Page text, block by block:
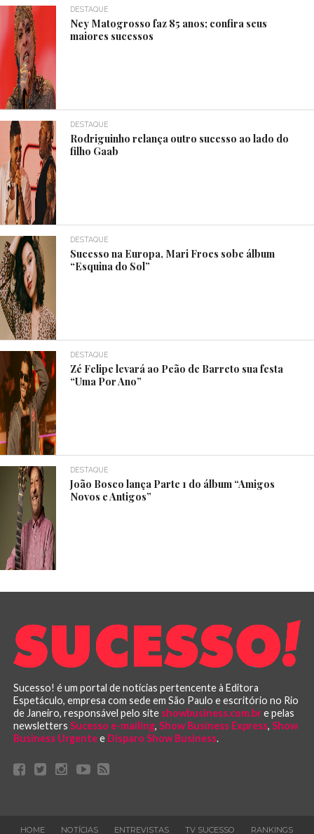
DESTAQUE
Ney Matogrosso faz 85 anos; confira seus
maiores sucessos
DESTAQUE
Rodriguinho relança outro sucesso ao lado do
filho Gaab
DESTAQUE
Sucesso na Europa, Mari Froes sobe álbum
“Esquina do Sol”
DESTAQUE
Zé Felipe levará ao Peão de Barreto sua festa
“Uma Por Ano”
DESTAQUE
João Bosco lança Parte 1 do álbum “Amigos
Novos e Antigos”
Sucesso! é um portal de notícias pertencente à Editora
Espetáculo, empresa com sede em São Paulo e escritório no Rio
de Janeiro, responsável pelo site showbusiness.com.bre pelas
newsletters Sucesso e-mailing, Show Business Express, Show
Business Urgentee Disparo Show Business.
HOME NOTÍCIAS ENTREVISTAS TV SUCESSO RANKINGS